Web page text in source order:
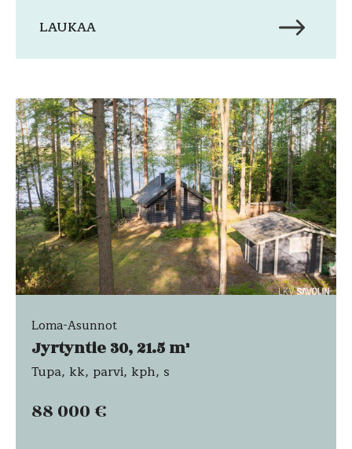
LAUKAA
Loma-Asunnot
Jyrtyntie 30, 21.5 m²
Tupa, kk, parvi, kph, s
88 000 €